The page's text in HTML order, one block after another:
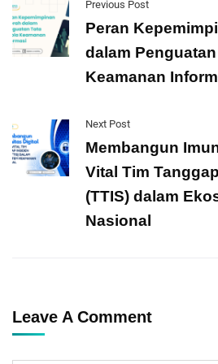
Previous Post
Peran
dalam
Keamanan
Next Post
Membangun
Vital Tim
(TTIS) dalam
Nasional
Leave A Comment